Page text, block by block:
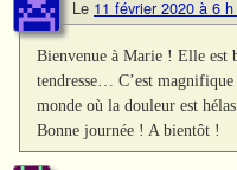
Le 11 février 2020 à 6
Bienvenue à Marie ! Elle est
tendresse… C’est
monde où la douleur est
Bonne journée ! A bientôt !